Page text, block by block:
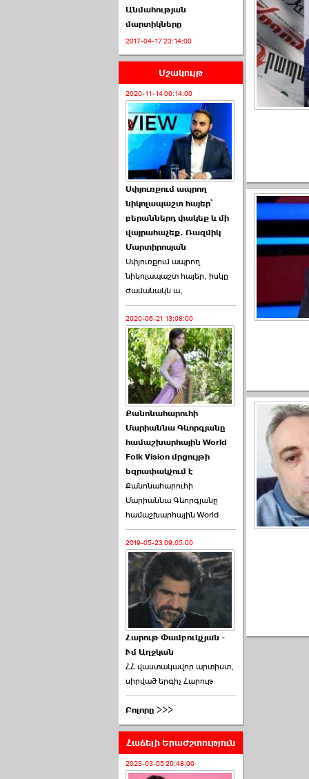
ՍԴ-ն հուլիսի 1-ին
կհեռանա ›››
2026-07-01 00:08:00
Աննա Վարդապետյանն
ուղերձ է հղել ›››
2026-06-25 23:21:00
Պաշտոնակռիվը սկսված
է. «Հրապարակ» ›››
2026-06-25 17:13:00
ԱԺ նախագահի
թեկնածու է ընտրվել
Ռուբեն Ռուբինյանը ›››
2026-06-23 21:28:00
«Ժողովուրդ»-ը
հերթական ›››
2026-06-21 23:00:00
armlur.ՔՊ-ի ներսում
սպասում են ›››
Անմահության
մարտիկները
2017-04-17 23:14:00
Մշակույթ
2020-11-14 00:14:00
Սփյուռքում ապրող
նիկոլապաշտ հայեր՝
բերաններդ փակեք և մի
վայրահաչեք. Ռազմիկ
Մարտիրոսյան
Սփյուռքում ապրող
նիկոլապաշտ հայեր, իսկը
ժամանակն ա,
2020-06-21 13:08:00
Քանոնահարուհի
Մարիաննա Գևորգյանը
համաշխարհային World
Folk Vision մրցույթի
եզրափակչում է
Քանոնահարուհի
Մարիաննա Գևորգյանը
համաշխարհային World
2019-05-23 09:05:00
Հարութ Փամբուկչյան -
Ւմ Աղջկան
ՀՀ վաստակավոր արտիստ,
սիրված երգիչ Հարութ
Բոլորը >>>
Հաճելի Երաժշտություն
2023-03-05 20:48:00